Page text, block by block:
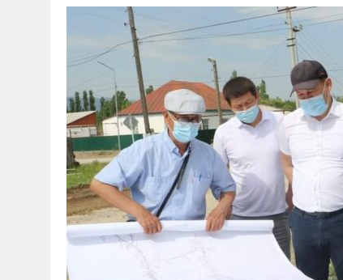
30 МАЯ, 2026 ТҮСІНДІРУ ЖҰМЫСТАРЫ ЖҮРГІЗІЛДІ